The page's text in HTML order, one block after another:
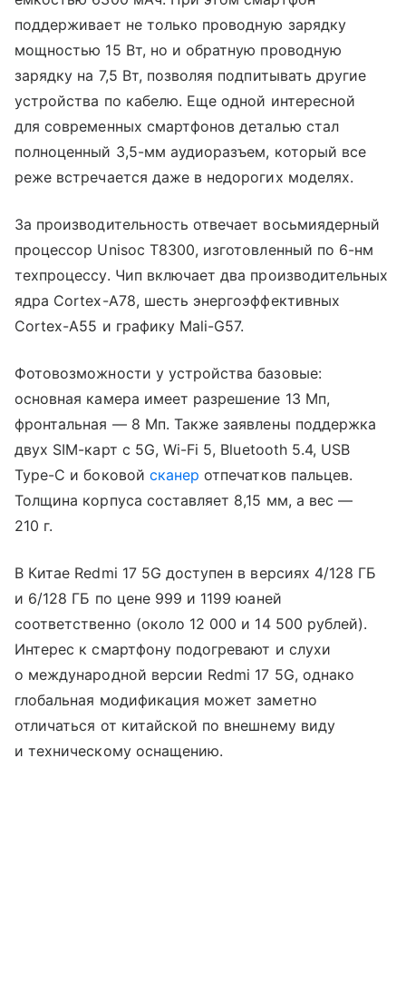
поддерживает не только проводную зарядку
мощностью 15 Вт, но и обратную проводную
зарядку на 7,5 Вт, позволяя подпитывать другие
устройства по кабелю. Еще одной интересной
для современных смартфонов деталью стал
полноценный 3,5-мм аудиоразъем, который все
реже встречается даже в недорогих моделях.
За производительность отвечает восьмиядерный
процессор Unisoc T8300, изготовленный по 6-нм
техпроцессу. Чип включает два производительных
ядра Cortex-A78, шесть энергоэффективных
Cortex-A55 и графику Mali-G57.
Фотовозможности у устройства базовые:
основная камера имеет разрешение 13 Мп,
фронтальная — 8 Мп. Также заявлены поддержка
двух SIM-карт с 5G, Wi-Fi 5, Bluetooth 5.4, USB
Type-C и боковой сканер отпечатков пальцев.
Толщина корпуса составляет 8,15 мм, а вес —
210 г.
В Китае Redmi 17 5G доступен в версиях 4/128 ГБ
и 6/128 ГБ по цене 999 и 1199 юаней
соответственно (около 12 000 и 14 500 рублей).
Интерес к смартфону подогревают и слухи
о международной версии Redmi 17 5G, однако
глобальная модификация может заметно
отличаться от китайской по внешнему виду
и техническому оснащению.